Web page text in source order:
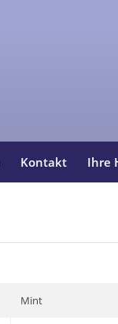
Kontakt Ihre
Mint